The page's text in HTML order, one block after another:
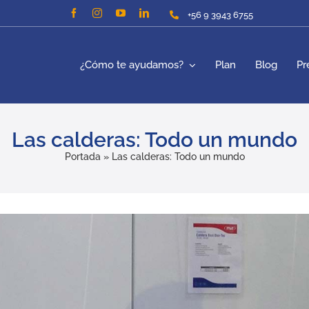
+56 9 3943 6755
¿Cómo te ayudamos? Plan Blog
Las calderas: Todo un mundo
Portada » Las calderas: Todo un mundo